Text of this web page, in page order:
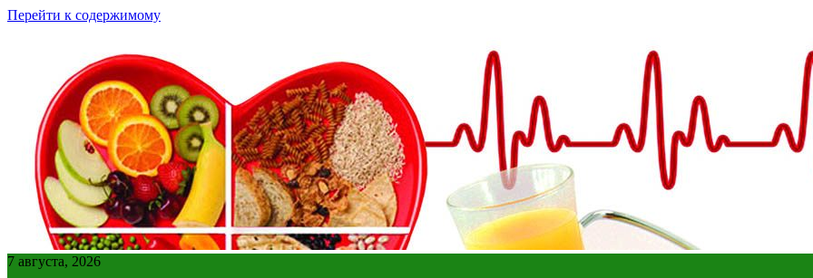
Перейти к содержимому
7 августа, 2026